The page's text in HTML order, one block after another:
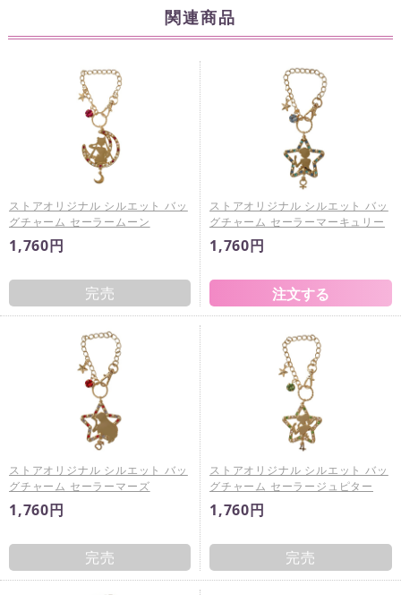
関連商品
ストアオリジナル シルエット バッ
グチャーム セーラームーン
1,760円
完売
ストアオリジナル シルエット バッ
グチャーム セーラーマーキュリー
1,760円
ストアオリジナル シルエット バッ
グチャーム セーラーマーズ
1,760円
完売
ストアオリジナル シルエット バッ
グチャーム セーラージュピター
1,760円
完売